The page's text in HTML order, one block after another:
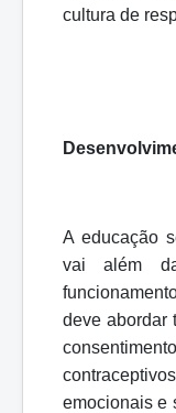
cultura de
A educação
vai além
deve abordar
emocionais e